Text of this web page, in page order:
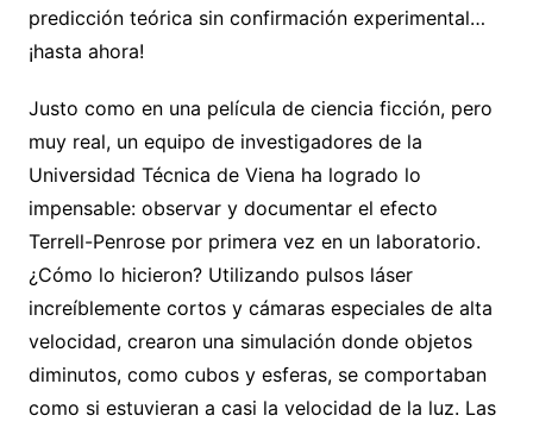
predicción teórica sin confirmación experimental…
¡hasta ahora!
Justo como en una película de ciencia ficción, pero
muy real, un equipo de investigadores de la
Universidad Técnica de Viena ha logrado lo
impensable: observar y documentar el efecto
Terrell-Penrose por primera vez en un laboratorio.
¿Cómo lo hicieron? Utilizando pulsos láser
increíblemente cortos y cámaras especiales de alta
velocidad, crearon una simulación donde objetos
diminutos, como cubos y esferas, se comportaban
como si estuvieran a casi la velocidad de la luz. Las